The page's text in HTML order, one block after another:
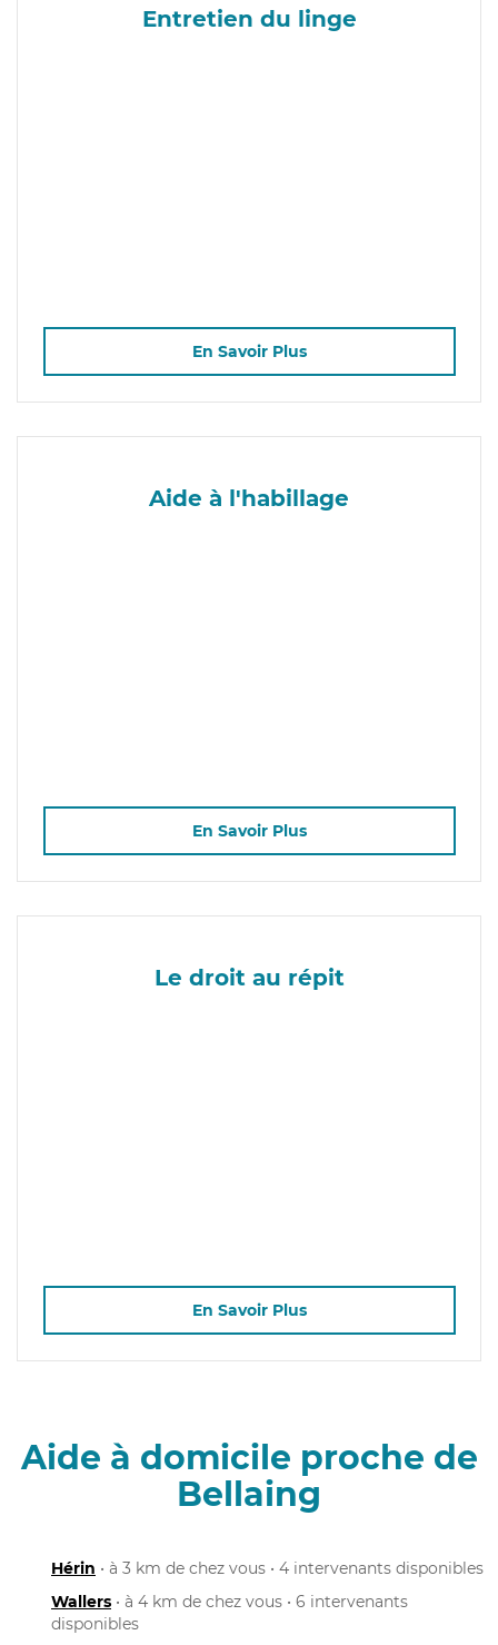
Entretien du linge
En Savoir Plus
Aide à l'habillage
En Savoir Plus
Le droit au répit
En Savoir Plus
Aide à domicile proche de
Bellaing
Hérin • à 3 km de chez vous • 4 intervenants disponibles
Wallers • à 4 km de chez vous • 6 intervenants
disponibles